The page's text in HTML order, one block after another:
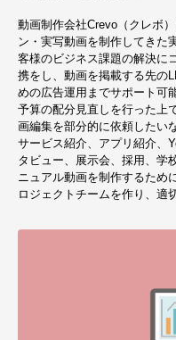
動画制作会社Crevo（クレボ
ン・実写動画を制作してきた
客様のビジネス課題の解決に
携をし、動画を掲載する先の
めの広告運用までサポート可
予算の配分見直しを行った上
画編集を部分的に依頼したい
サービス紹介、アプリ紹介、
タビュー、展示会、採用、学
ニュアル動画を制作するため
ロジェクトチームを作り、適